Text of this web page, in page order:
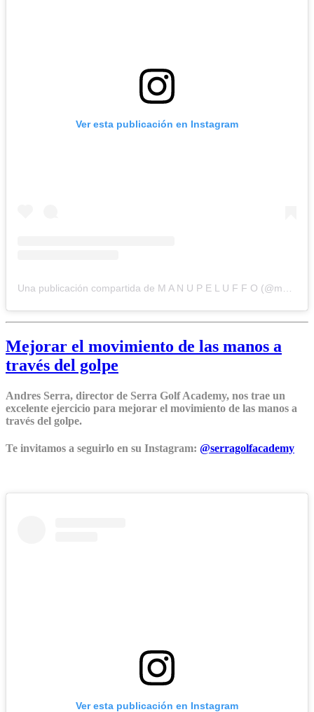
Ver esta publicación en Instagram
Mejorar el movimiento de las manos a
través del golpe
Andres Serra, director de Serra Golf Academy, nos trae un
excelente ejercicio para mejorar el movimiento de las manos a
través del golpe.
Te invitamos a seguirlo en su Instagram: @serragolfacademy
Ver esta publicación en Instagram